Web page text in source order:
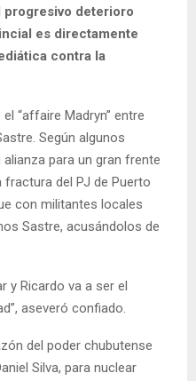
progresivo deterioro
es directamente
contra la
“affaire Madryn” entre
Según algunos
para un gran frente
del PJ de Puerto
con militantes locales
Sastre, acusándolos de
y Ricardo va a ser el
aseveró confiado.
del poder chubutense
Silva, para nuclear